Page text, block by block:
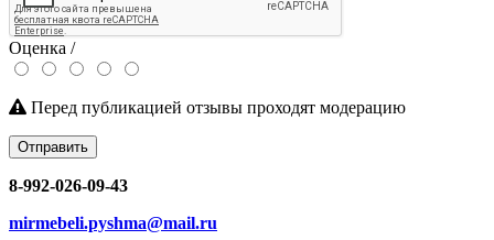
Оценка /
Перед публикацией отзывы проходят модерацию
Отправить
8-992-026-09-43
mirmebeli.pyshma@mail.ru